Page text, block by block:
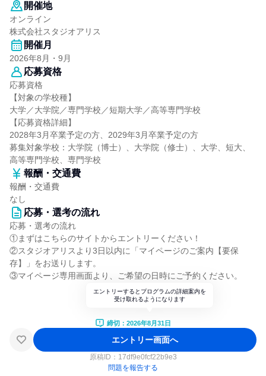
開催地
オンライン
株式会社スタジオアリス
開催月
2026年8月・9月
応募資格
応募資格
【対象の学校種】
大学／大学院／専門学校／短期大学／高等専門学校
【応募資格詳細】
2028年3月卒業予定の方、2029年3月卒業予定の方
募集対象学校：大学院（博士）、大学院（修士）、大学、短大、
高等専門学校、専門学校
報酬・交通費
報酬・交通費
なし
応募・選考の流れ
応募・選考の流れ
①まずはこちらのサイトからエントリーください！
②スタジオアリスより3日以内に「マイページのご案内【要保
存】」をお送りします。
③マイページ専用画面より、ご希望の日時にご予約ください。
エントリーするとプログラムの詳細案内を
受け取れるようになります
締切：2026年8月31日
エントリー画面へ
原稿ID： 17df9e0fcf22b9e3
問題を報告する